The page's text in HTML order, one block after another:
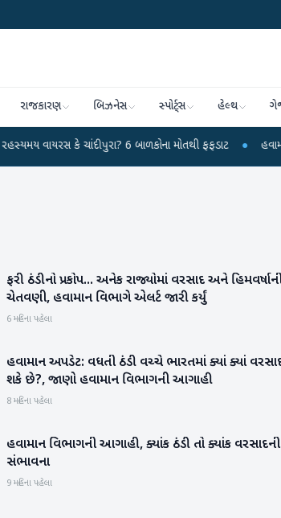
રાજકારણ બિઝનેસ સ્પોર્ટ્સ હેલ્થ
કે ચાંદીપુરા? 6 બાળકોના મોતથી ફફડાટ ● હવામાન વિભાગે
રાષ્ટ્રીય
ફરી ઠંડીનો પ્રકોપ... અનેક રાજ્યોમાં વરસાદ અને
ચેતવણી, હવામાન વિભાગે એલર્ટ જારી કર્યું
6 મહિના પહેલા
રાષ્ટ્રીય
હવામાન અપડેટ: વધતી ઠંડી વચ્ચે ભારતમાં ક્યાં ક્યાં
શકે છે?, જાણો હવામાન વિભાગની આગાહી
8 મહિના પહેલા
રાષ્ટ્રીય
હવામાન વિભાગની આગાહી, ક્યાંક ઠંડી તો ક્યાંક વરસાદની
સંભાવના
9 મહિના પહેલા